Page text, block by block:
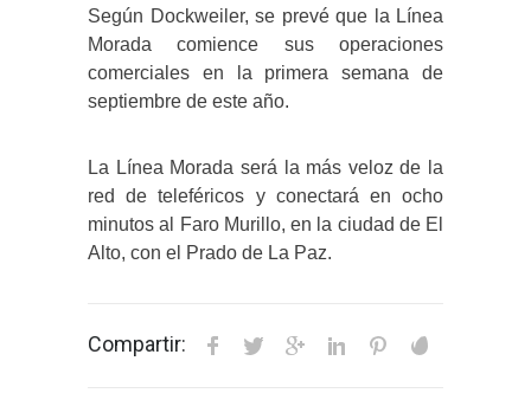
Según Dockweiler, se prevé que la Línea
Morada comience sus operaciones
comerciales en la primera semana de
septiembre de este año.
La Línea Morada será la más veloz de la
red de teleféricos y conectará en ocho
minutos al Faro Murillo, en la ciudad de El
Alto, con el Prado de La Paz.
Compartir: